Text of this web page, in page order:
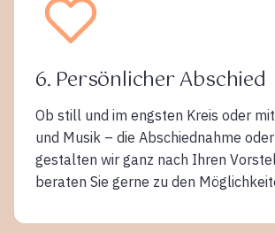
6. Persönlicher Abschied
Ob still und im engsten Kreis oder
und Musik – die Abschiednahme
gestalten wir ganz nach Ihren
beraten Sie gerne zu den